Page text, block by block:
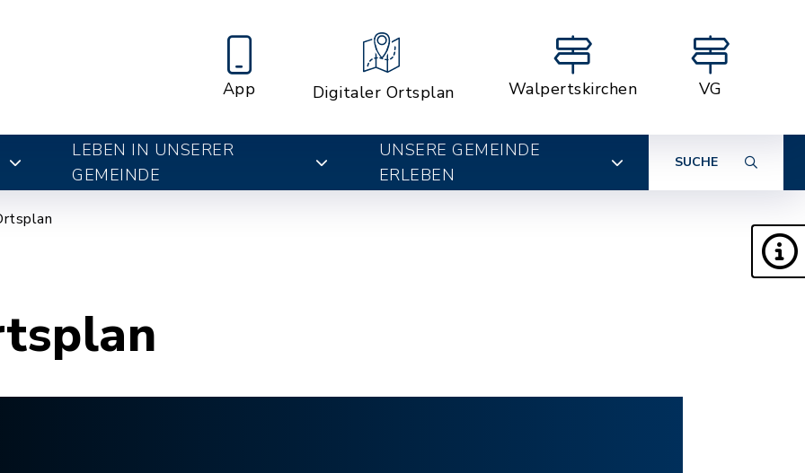
App Digitaler Ortsplan Walpertskirchen VG
LEBEN IN UNSERER
GEMEINDE
UNSERE GEMEINDE
ERLEBEN
SUCHE